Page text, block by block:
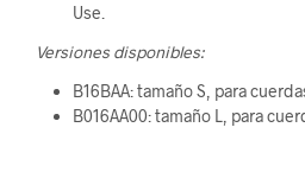
Use.
Versiones disponibles:
B16BAA: tamaño S, para
B016AA00: tamaño L, para